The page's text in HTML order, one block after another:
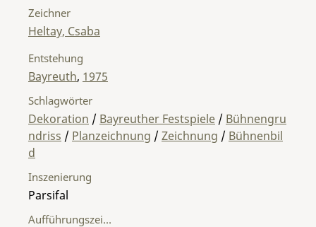
Zeichner
Heltay, Csaba
Entstehung
Bayreuth, 1975
Inszenierung
Parsifal
Aufführungszeitraum
Schlagwörter
Dekoration / Bayreuther Festspiele / Bühnengru
ndriss / Planzeichnung / Zeichnung / Bühnenbil
d